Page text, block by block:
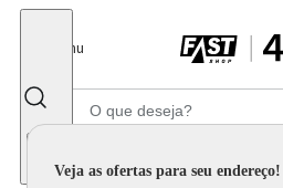
Menu
Veja as ofertas para seu endereço!